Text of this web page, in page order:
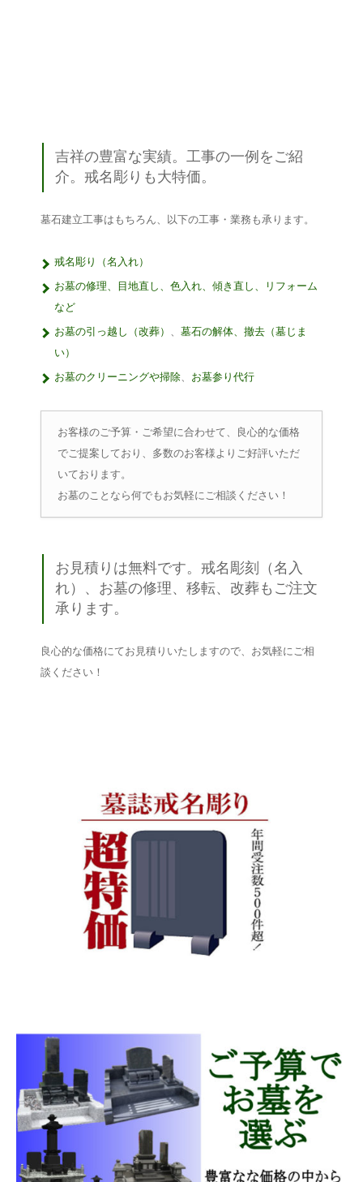
吉祥の豊富な実績。工事の一例をご紹
介。戒名彫りも大特価。
墓石建立工事はもちろん、以下の工事・業務も承ります。
戒名彫り（名入れ）
お墓の修理、目地直し、色入れ、傾き直し、リフォーム
など
お墓の引っ越し（改葬） 、 墓石の解体、撤去（墓じま
い）
お墓のクリーニングや掃除、 お墓参り代行
お客様のご予算・ご希望に合わせて、良心的な価格
でご提案しており、多数のお客様よりご好評いただ
いております。
お墓のことなら何でもお気軽にご相談ください！
お見積りは無料です。戒名彫刻（名入
れ）、お墓の修理、移転、改葬もご注文
承ります。
良心的な価格にてお見積りいたしますので、お気軽にご相
談ください！